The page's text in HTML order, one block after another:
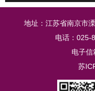
地址：江苏省南京市
电话：025-
电子
苏